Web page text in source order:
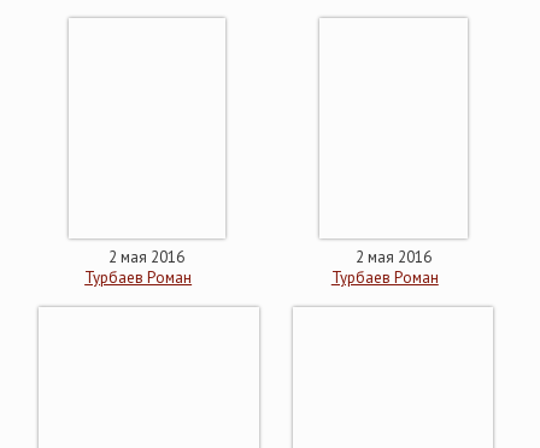
2 мая 2016
Турбаев Роман
2 мая 2016
Турбаев Роман